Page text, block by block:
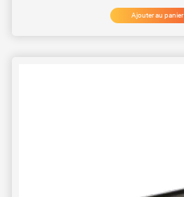
Ajouter au panier